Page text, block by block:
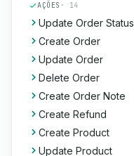
AÇÕES · 14
Update Order Status
Create Order
Update Order
Delete Order
Create Order Note
Create Refund
Create Product
Update Product